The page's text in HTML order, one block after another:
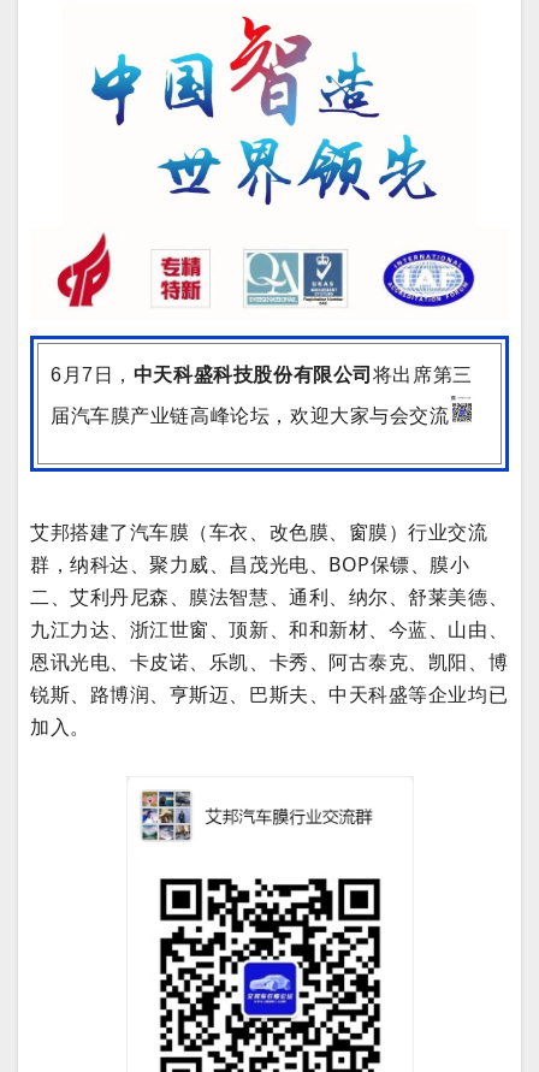
6月7日， 中天科盛科技股份有限公司 将出席第三
届汽车膜产业链高峰论坛，欢迎大家与会交流
艾邦搭建了汽车膜（车衣、改色膜、窗膜）行业交流
群，纳科达、聚力威、昌茂光电、BOP保镖、膜小
二、艾利丹尼森、膜法智慧、通利、纳尔、舒莱美德、
九江力达、浙江世窗、顶新、和和新材、今蓝、山由、
恩讯光电、卡皮诺、乐凯、卡秀、阿古泰克、凯阳、博
锐斯、路博润、亨斯迈、巴斯夫、中天科盛等企业均已
加入。